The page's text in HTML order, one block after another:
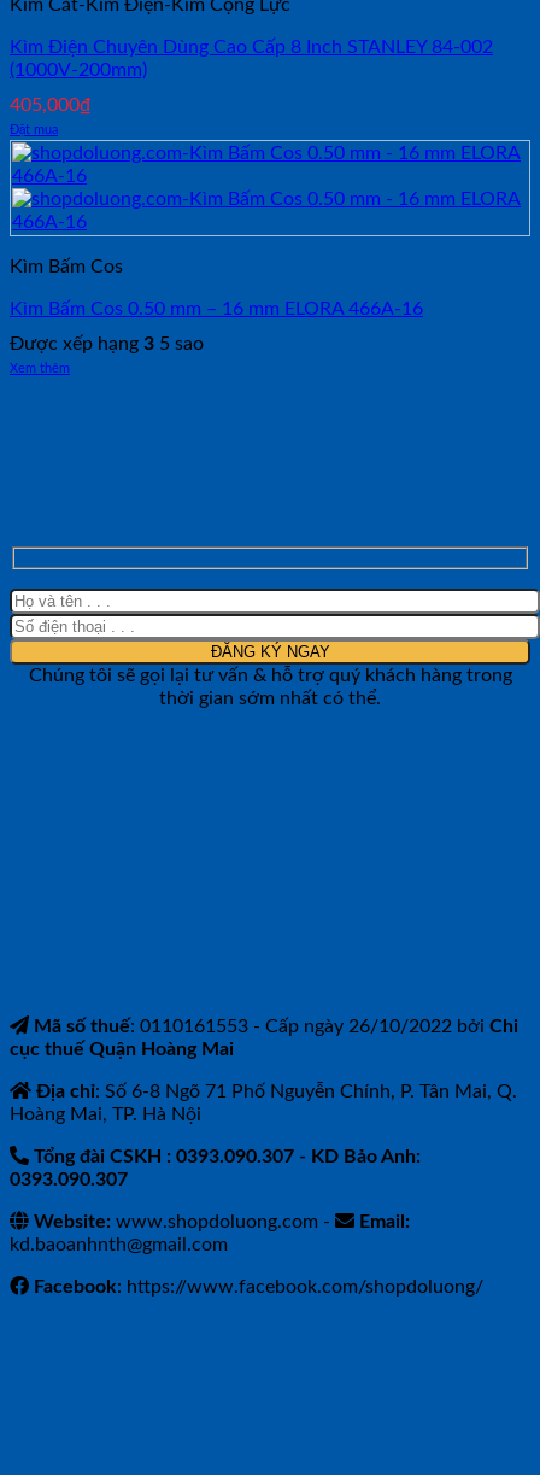
Kìm Cắt-Kìm Điện-Kìm Cộng Lực
Kìm Điện Chuyên Dùng Cao Cấp 8 Inch STANLEY 84-002
(1000V-200mm)
405,000₫
Đặt mua
Kìm Bấm Cos
Kìm Bấm Cos 0.50 mm – 16 mm ELORA 466A-16
Được xếp hạng 3 5 sao
Xem thêm
Chúng tôi sẽ gọi lại tư vấn & hỗ trợ quý khách hàng trong
thời gian sớm nhất có thể.
Mã số thuế: 0110161553 - Cấp ngày 26/10/2022 bởi Chi
cục thuế Quận Hoàng Mai
Địa chỉ: Số 6-8 Ngõ 71 Phố Nguyễn Chính, P. Tân Mai, Q.
Hoàng Mai, TP. Hà Nội
Tổng đài CSKH : 0393.090.307 - KD Bảo Anh:
0393.090.307
Website: www.shopdoluong.com -
Email:
kd.baoanhnth@gmail.com
Facebook: https://www.facebook.com/shopdoluong/